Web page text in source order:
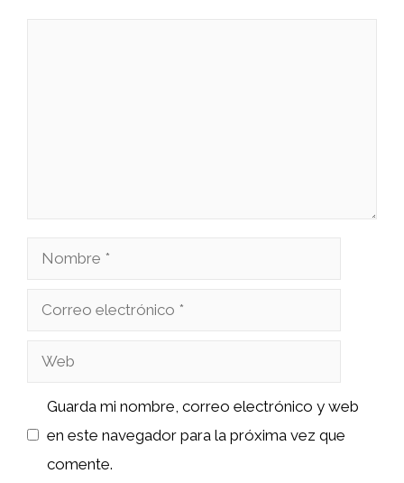
Nombre
Correo
Web
Guarda mi nombre, correo electrónico y web
en este navegador para la próxima vez que
comente.